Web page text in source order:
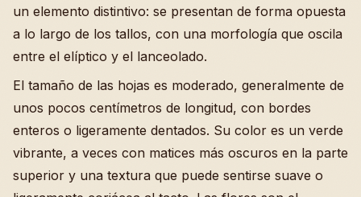
un elemento distintivo: se presentan de forma opuesta
a lo largo de los tallos, con una morfología que oscila
entre el elíptico y el lanceolado.
El tamaño de las hojas es moderado, generalmente de
unos pocos centímetros de longitud, con bordes
enteros o ligeramente dentados. Su color es un verde
vibrante, a veces con matices más oscuros en la parte
superior y una textura que puede sentirse suave o